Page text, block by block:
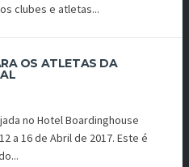
clubes e atletas...
OS ATLETAS DA
no Hotel Boardinghouse
a 16 de Abril de 2017. Este é